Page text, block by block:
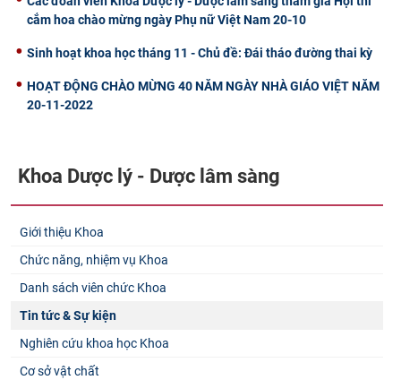
cắm hoa chào mừng ngày Phụ nữ Việt Nam 20-10
Sinh hoạt khoa học tháng 11 - Chủ đề: Đái tháo đường thai kỳ
HOẠT ĐỘNG CHÀO MỪNG 40 NĂM NGÀY NHÀ GIÁO VIỆT NĂM
20-11-2022
Khoa Dược lý - Dược lâm sàng
Giới thiệu Khoa
Chức năng, nhiệm vụ Khoa
Danh sách viên chức Khoa
Tin tức & Sự kiện
Nghiên cứu khoa học Khoa
Cơ sở vật chất